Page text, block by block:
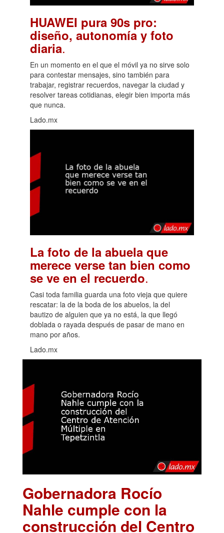
HUAWEI pura 90s pro:
diseño, autonomía y foto
diaria.
En un momento en el que el móvil ya no sirve solo
para contestar mensajes, sino también para
trabajar, registrar recuerdos, navegar la ciudad y
resolver tareas cotidianas, elegir bien importa más
que nunca.
Lado.mx
La foto de la abuela que
merece verse tan bien como
se ve en el recuerdo.
Casi toda familia guarda una foto vieja que quiere
rescatar: la de la boda de los abuelos, la del
bautizo de alguien que ya no está, la que llegó
doblada o rayada después de pasar de mano en
mano por años.
Lado.mx
Gobernadora Rocío
Nahle cumple con la
construcción del Centro